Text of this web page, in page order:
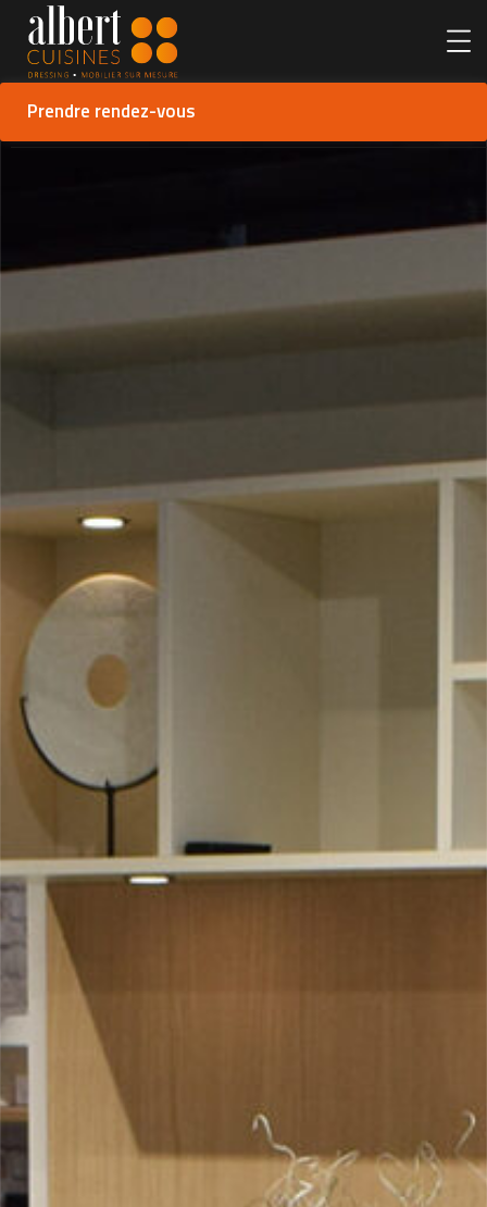
Prendre rendez-vous